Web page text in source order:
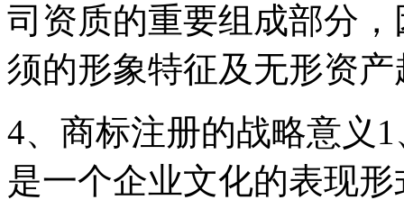
司资质的重要组成部分
须的形象特征及无形资
4、商标注册的战略意义
是一个企业文化的表现